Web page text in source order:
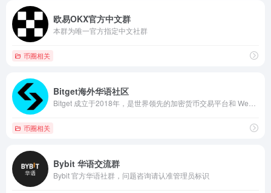
欧易OKX官方中文群
本群为唯一官方指定中文社群
币圈相关
Bitget海外华语社区
币圈相关
Bybit 华语交流群
Bybit 官方华语社群，问题咨询请认准管理员标识